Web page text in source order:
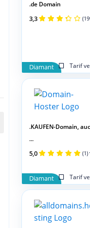
Diamant Tarif
.de Domain
3,3
Diamant Tarif
.KAUFEN-Domain,
...
5,0 (1)